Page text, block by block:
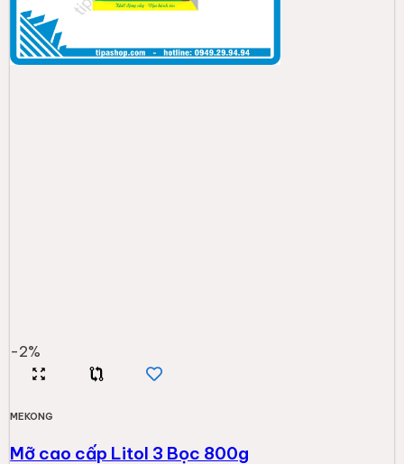
-2%
MEKONG
Mỡ cao cấp Litol 3 Bọc 800g